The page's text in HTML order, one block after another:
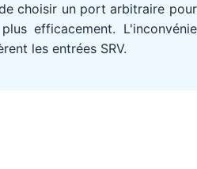
choisir un port arbitraire
efficacement.
les entrées SRV.